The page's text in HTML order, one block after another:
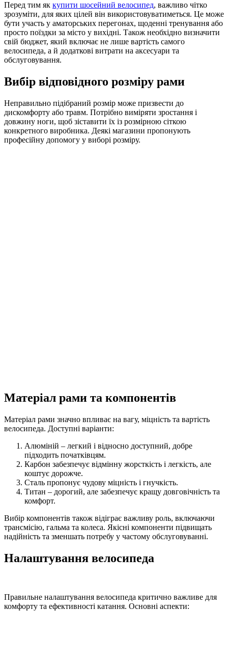
Перед тим як купити шосейний велосипед, важливо чітко
зрозуміти, для яких цілей він використовуватиметься. Це може
бути участь у аматорських перегонах, щоденні тренування або
просто поїздки за місто у вихідні. Також необхідно визначити
свій бюджет, який включає не лише вартість самого
велосипеда, а й додаткові витрати на аксесуари та
обслуговування.
Вибір відповідного розміру рами
Неправильно підібраний розмір може призвести до
дискомфорту або травм. Потрібно виміряти зростання і
довжину ноги, щоб зіставити їх із розмірною сіткою
конкретного виробника. Деякі магазини пропонують
професійну допомогу у виборі розміру.
Матеріал рами та компонентів
Матеріал рами значно впливає на вагу, міцність та вартість
велосипеда. Доступні варіанти:
Алюміній – легкий і відносно доступний, добре
підходить початківцям.
Карбон забезпечує відмінну жорсткість і легкість, але
коштує дорожче.
Сталь пропонує чудову міцність і гнучкість.
Титан – дорогий, але забезпечує кращу довговічність та
комфорт.
Вибір компонентів також відіграє важливу роль, включаючи
трансмісію, гальма та колеса. Якісні компоненти підвищать
надійність та зменшать потребу у частому обслуговуванні.
Налаштування велосипеда
Правильне налаштування велосипеда критично важливе для
комфорту та ефективності катання. Основні аспекти: